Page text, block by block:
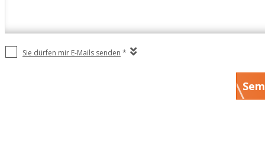
Sie dürfen mir E-Mails senden *